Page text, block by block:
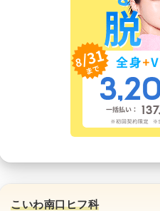
こいわ南口ヒフ科